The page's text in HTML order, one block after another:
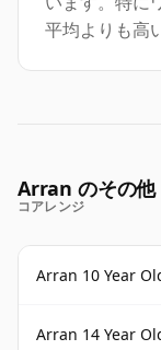
平均よりも高
Arran のその他
コアレンジ
Arran 10 Year
Arran 14 Year